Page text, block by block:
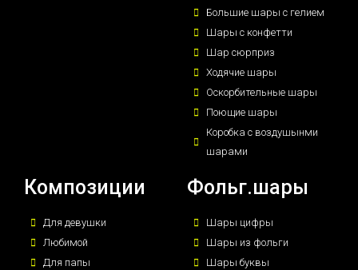
Большие шары с гелием
Шары с конфетти
Шар сюрприз
Ходячие шары
Оскорбительные шары
Поющие шары
Коробка с воздушынми
шарами
Композиции
Для девушки
Любимой
Для папы
Фольг.шары
Шары цифры
Шары из фольги
Шары буквы